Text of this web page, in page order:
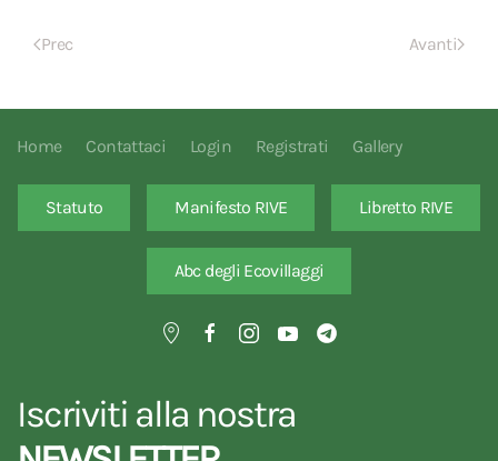
Prec Avanti
Home Contattaci Login Registrati Gallery
Statuto Manifesto RIVE Libretto RIVE
Abc degli Ecovillaggi
Iscriviti alla nostra